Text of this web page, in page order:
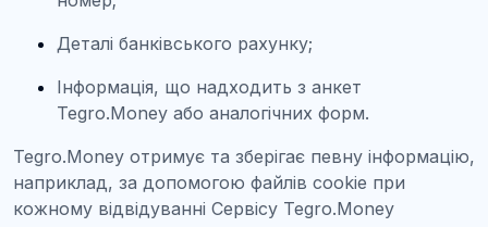
Деталі банківського рахунку;
Інформація, що надходить з анкет
Tegro.Money або аналогічних форм.
Tegro.Money отримує та зберігає певну інформацію,
наприклад, за допомогою файлів cookie при
кожному відвідуванні Сервісу Tegro.Money